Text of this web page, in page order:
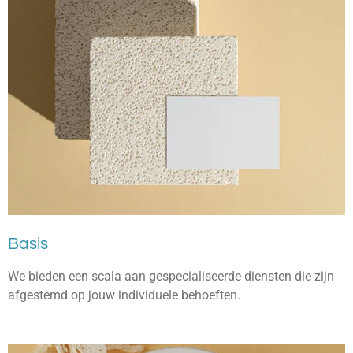
Basis
We bieden een scala aan gespecialiseerde diensten die zijn
afgestemd op jouw individuele behoeften.